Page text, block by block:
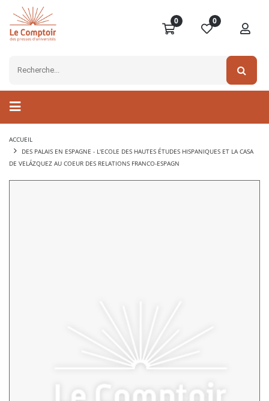
0 0
ACCUEIL
DES PALAIS EN ESPAGNE - L'ECOLE DES HAUTES ÉTUDES HISPANIQUES ET LA CASA
DE VELÁZQUEZ AU COEUR DES RELATIONS FRANCO-ESPAGN